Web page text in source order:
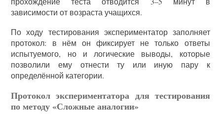
зависимости от возраста учащихся.
По ходу тестирования экспериментатор заполняет
протокол: в нём он фиксирует не только ответы
испытуемого, но и логические выводы, которые
позволили ему отнести ту или иную пару к
определённой категории.
Протокол экспериментатора для тестирования
по методу «Сложные аналогии»